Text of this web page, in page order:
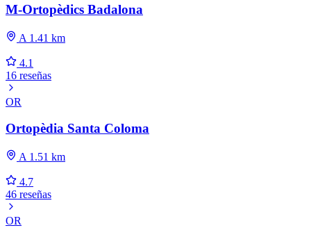
M-Ortopèdics Badalona
A 1.41 km
4.1
16 reseñas
OR
Ortopèdia Santa Coloma
A 1.51 km
4.7
46 reseñas
OR